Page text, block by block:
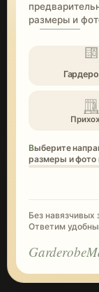
размеры и
Выберите направление · Дальше 5 коротких вопросов ·
размеры и фото
Без навязчивых
Ответим